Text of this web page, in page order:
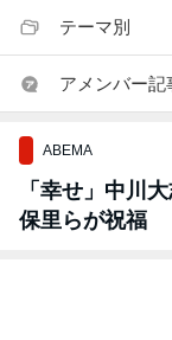
テーマ別
アメンバー記
ABEMA
「幸せ」中川
保里らが祝福